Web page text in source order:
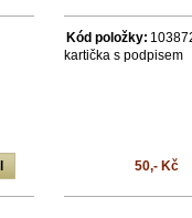
Kód položky:
kartička s podpisem
50,- Kč